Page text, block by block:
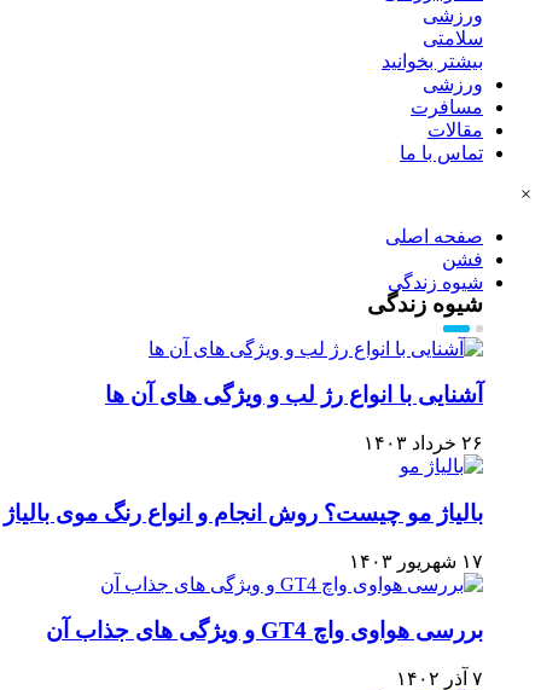
ورزشی
سلامتی
بیشتر بخوانید
ورزشی
مسافرت
مقالات
تماس با ما
×
صفحه اصلی
فشن
شیوه زندگی
شیوه زندگی
آشنایی با انواع رژ لب و ویژگی های آن ها
۲۶ خرداد ۱۴۰۳
بالیاژ مو چیست؟ روش انجام و انواع رنگ موی
۱۷ شهریور ۱۴۰۳
بررسی هواوی واچ GT4 و ویژگی های جذاب آن
۷ آذر ۱۴۰۲